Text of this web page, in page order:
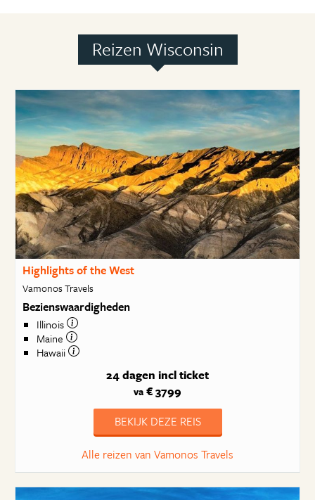
Reizen Wisconsin
Highlights of the West
Vamonos Travels
Bezienswaardigheden
Illinois
Maine
Hawaii
24 dagen incl ticket
va € 3799
BEKIJK DEZE REIS
Alle reizen van Vamonos Travels